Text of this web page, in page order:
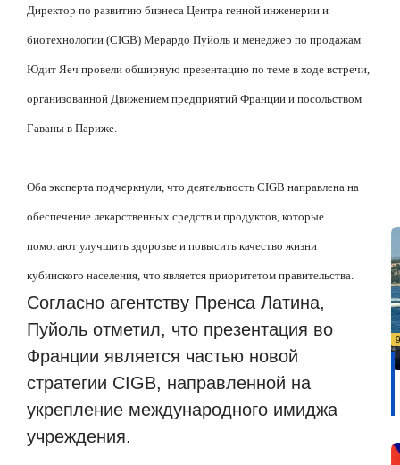
Директор по развитию бизнеса Центра генной инженерии и
биотехнологии (CIGB) Мерардо Пуйоль и менеджер по продажам
Юдит Яеч провели обширную презентацию по теме в ходе встречи,
организованной Движением предприятий Франции и посольством
Гаваны в Париже.
Оба эксперта подчеркнули, что деятельность CIGB направлена на
обеспечение лекарственных средств и продуктов, которые
помогают улучшить здоровье и повысить качество жизни
кубинского населения, что является приоритетом правительства.
Согласно агентству Пренса Латина,
Пуйоль отметил, что презентация во
Франции является частью новой
стратегии CIGB, направленной на
укрепление международного имиджа
учреждения.